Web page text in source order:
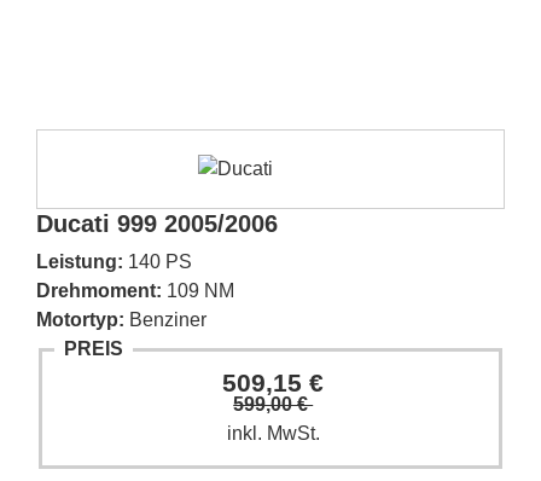
Ducati 999 2005/2006
Leistung: 140 PS
Drehmoment: 109 NM
Motortyp: Benziner
PREIS
509,15 €
599,00 €
inkl. MwSt.